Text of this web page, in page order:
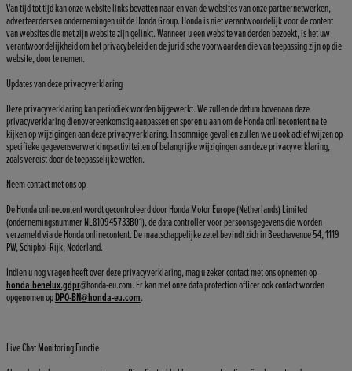
Van tijd tot tijd kan onze website links bevatten naar en van de websites van onze partnernetwerken,
adverteerders en ondernemingen uit de Honda Group. Honda is niet verantwoordelijk voor de content
van websites die met zijn website zijn gelinkt. Wanneer u een website van derden bezoekt, is het uw
verantwoordelijkheid om het privacybeleid en de juridische voorwaarden die van toepassing zijn op die
website, door te nemen.
Updates van deze privacyverklaring
Deze privacyverklaring kan periodiek worden bijgewerkt. We zullen de datum bovenaan deze
privacyverklaring dienovereenkomstig aanpassen en sporen u aan om de Honda onlinecontent na te
kijken op wijzigingen aan deze privacyverklaring. In sommige gevallen zullen we u ook actief wijzen op
specifieke gegevensverwerkingsactiviteiten of belangrijke wijzigingen aan deze privacyverklaring,
zoals vereist door de toepasselijke wetten.
Neem contact met ons op
De Honda onlinecontent wordt gecontroleerd door Honda Motor Europe (Netherlands) Limited
(ondernemingsnummer NL810945733B01), de data controller voor persoonsgegevens die worden
verzameld via de Honda onlinecontent. De maatschappelijke zetel bevindt zich in Beechavenue 54, 1119
PW, Schiphol-Rijk, Nederland.
Indien u nog vragen heeft over deze privacyverklaring, mag u zeker contact met ons opnemen op
honda.benelux.gdpr@honda-eu.com. Er kan met onze data protection officer ook contact worden
opgenomen opDPO-BN@honda-eu.com.
Live Chat Monitoring Functie